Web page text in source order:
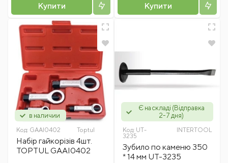
Купити Купити
в наличии
Код: GAAI0402 Toptul
Набір гайкорізів 4шт.
TOPTUL GAAI0402
Є на складі (Відправка
2-7 дня)
Код: UT-
3235
INTERTOOL
Зубило по каменю 350
* 14 мм UT-3235